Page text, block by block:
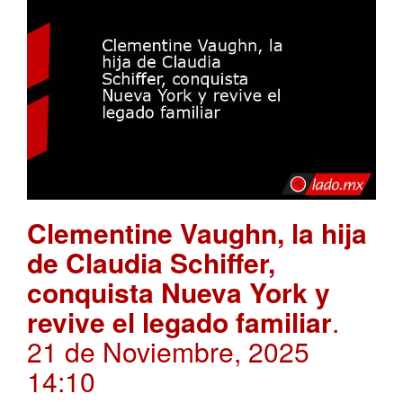
Clementine Vaughn, la hija
de Claudia Schiffer,
conquista Nueva York y
revive el legado familiar.
21 de Noviembre, 2025
14:10